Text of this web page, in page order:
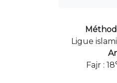
Ligue
Fajr :